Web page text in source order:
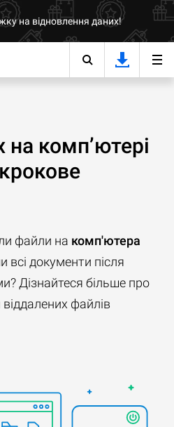
на відновлення даних!
на комп’ютері
файли на комп'ютера
всі документи після
Дізнайтеся більше про
файлів